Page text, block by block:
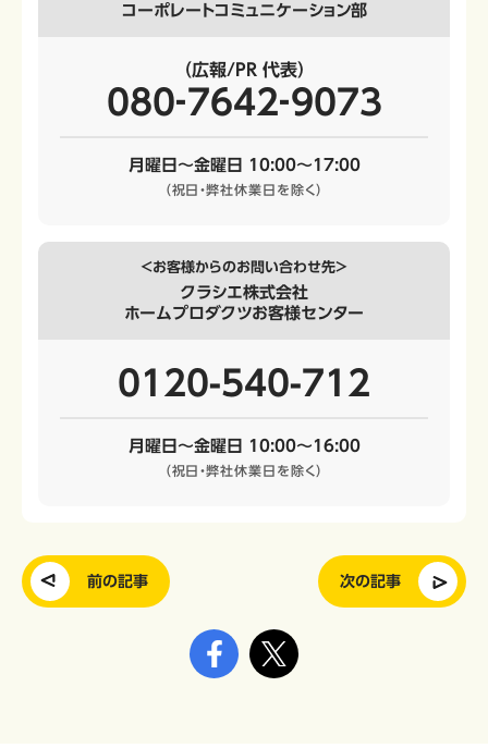
コーポレートコミュニケーション部
（広報/PR 代表）
080‐7642‐9073
月曜日～金曜日 10:00～17:00
（祝日・弊社休業日を除く）
＜お客様からのお問い合わせ先＞
クラシエ株式会社
ホームプロダクツお客様センター
0120-540-712
月曜日～金曜日 10:00～16:00
（祝日・弊社休業日を除く）
前の記事 次の記事